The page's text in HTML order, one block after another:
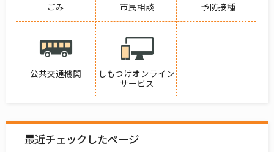
ごみ 市民相談 予防接種
公共交通機関
しもつけオンライン
サービス
最近チェックしたページ